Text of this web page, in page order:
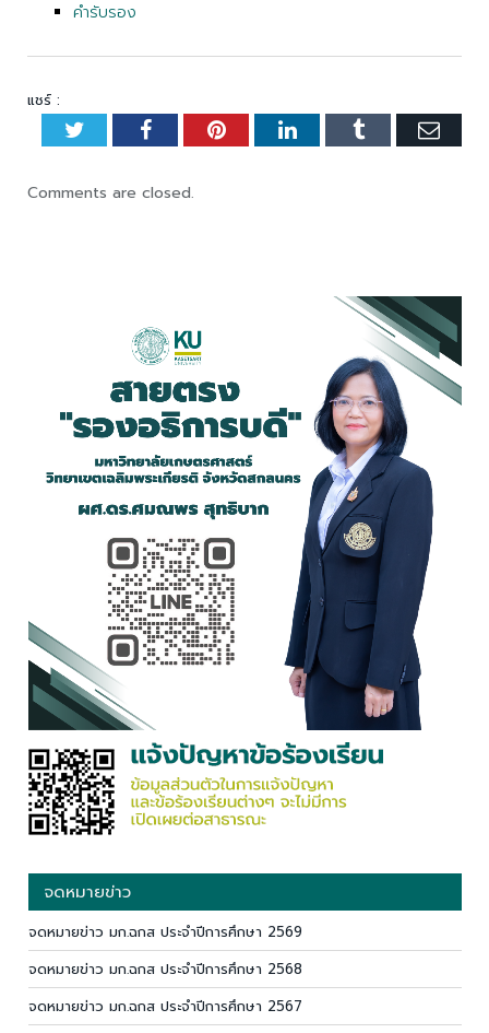
คำรับรอง
แชร์ :
TwitterFacebookPinterestLinkedInTumblr
Comments are closed.
จดหมายข่าว
จดหมายข่าว มก.ฉกส ประจำปีการศึกษา 2569
จดหมายข่าว มก.ฉกส ประจำปีการศึกษา 2568
จดหมายข่าว มก.ฉกส ประจำปีการศึกษา 2567